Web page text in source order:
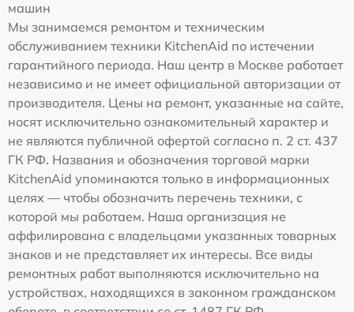
машин
Мы занимаемся ремонтом и техническим
обслуживанием техники KitchenAid по истечении
гарантийного периода. Наш центр в Москве работает
независимо и не имеет официальной авторизации от
производителя. Цены на ремонт, указанные на сайте,
носят исключительно ознакомительный характер и
не являются публичной офертой согласно п. 2 ст. 437
ГК РФ. Названия и обозначения торговой марки
KitchenAid упоминаются только в информационных
целях — чтобы обозначить перечень техники, с
которой мы работаем. Наша организация не
аффилирована с владельцами указанных товарных
знаков и не представляет их интересы. Все виды
ремонтных работ выполняются исключительно на
устройствах, находящихся в законном гражданском